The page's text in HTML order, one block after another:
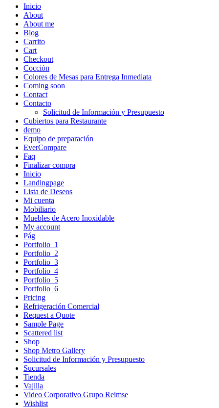
Inicio
About
About me
Blog
Carrito
Cart
Checkout
Cocción
Colores de Mesas para Entrega Inmediata
Coming soon
Contact
Contacto
Solicitud de Información y Presupuesto
Cubiertos para Restaurante
demo
Equipo de preparación
EverCompare
Faq
Finalizar compra
Inicio
Landingpage
Lista de Deseos
Mi cuenta
Mobiliario
Muebles de Acero Inoxidable
My account
Pág
Portfolio_1
Portfolio_2
Portfolio_3
Portfolio_4
Portfolio_5
Portfolio_6
Pricing
Refrigeración Comercial
Request a Quote
Sample Page
Scattered list
Shop
Shop Metro Gallery
Solicitud de Información y Presupuesto
Sucursales
Tienda
Vajilla
Video Corporativo Grupo Reimse
Wishlist